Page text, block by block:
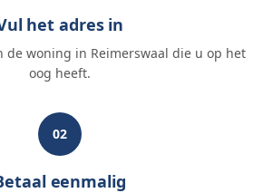
het adres in
de woning in Reimerswaal die u op het
oog heeft.
02
eenmalig